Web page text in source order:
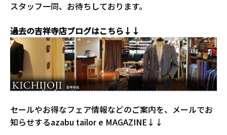
スタッフ一同、お待ちしております。
過去の吉祥寺店ブログはこちら↓↓
セールやお得なフェア情報などのご案内を、メールでお
知らせするazabu tailor e MAGAZINE↓↓